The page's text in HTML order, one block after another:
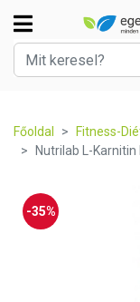
Főoldal Fitness-
Nutrilab L-
-35%